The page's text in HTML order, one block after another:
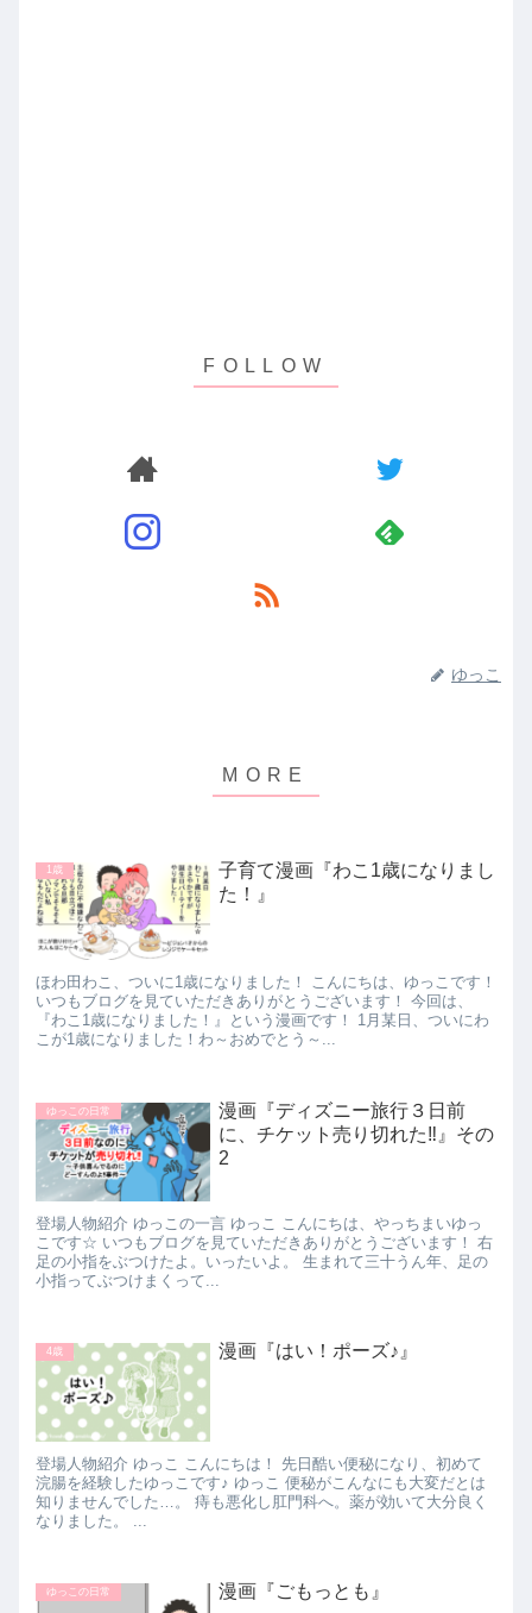
ゆっこ
1歳
子育て漫画『わこ1歳になりまし
た！』
ほわ田わこ、ついに1歳になりました！ こんにちは、ゆっこです！
いつもブログを見ていただきありがとうございます！ 今回は、
『わこ1歳になりました！』という漫画です！ 1月某日、ついにわ
こが1歳になりました！わ～おめでとう～...
ゆっこの日常
漫画『ディズニー旅行３日前
に、チケット売り切れた‼』その
2
登場人物紹介 ゆっこの一言 ゆっこ こんにちは、やっちまいゆっ
こです☆ いつもブログを見ていただきありがとうございます！ 右
足の小指をぶつけたよ。いったいよ。 生まれて三十うん年、足の
小指ってぶつけまくって...
4歳 漫画『はい！ポーズ♪』
登場人物紹介 ゆっこ こんにちは！ 先日酷い便秘になり、初めて
浣腸を経験したゆっこです♪ ゆっこ 便秘がこんなにも大変だとは
知りませんでした…。 痔も悪化し肛門科へ。薬が効いて大分良く
なりました。 ...
ゆっこの日常 漫画『ごもっとも』